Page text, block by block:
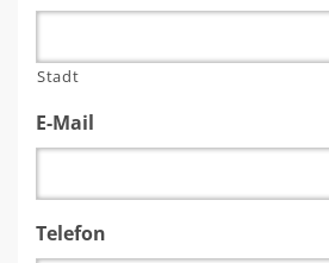
Stadt
E-Mail
Telefon